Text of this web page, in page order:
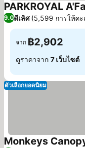
PARKROYAL
9.0ดีเลิศ (5,599 การให้ค
จาก ฿2,902
ดูราคาจาก 7 เว็บไซต์
ตัวเลือกยอดนิยม
Monkeys